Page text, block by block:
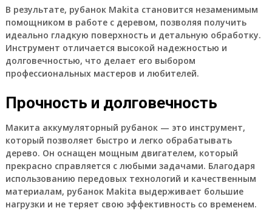
В результате, рубанок Makita становится незаменимым
помощником в работе с деревом, позволяя получить
идеально гладкую поверхность и детальную обработку.
Инструмент отличается высокой надежностью и
долговечностью, что делает его выбором
профессиональных мастеров и любителей.
Прочность и долговечность
Макита аккумуляторный рубанок — это инструмент,
который позволяет быстро и легко обрабатывать
дерево. Он оснащен мощным двигателем, который
прекрасно справляется с любыми задачами. Благодаря
использованию передовых технологий и качественным
материалам, рубанок Makita выдерживает большие
нагрузки и не теряет свою эффективность со временем.